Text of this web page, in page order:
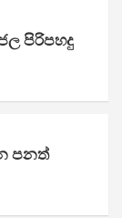
පිරිපහදු
පනත්